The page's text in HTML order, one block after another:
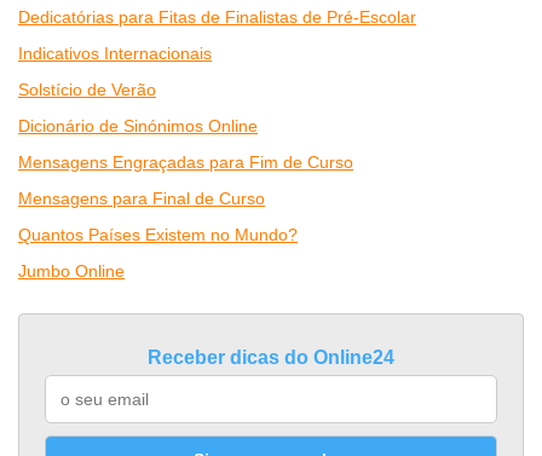
Dedicatórias para Fitas de Finalistas de Pré-Escolar
Indicativos Internacionais
Solstício de Verão
Dicionário de Sinónimos Online
Mensagens Engraçadas para Fim de Curso
Mensagens para Final de Curso
Quantos Países Existem no Mundo?
Jumbo Online
Receber dicas do Online24